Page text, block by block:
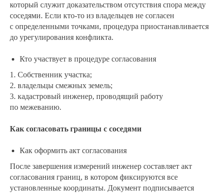
который служит доказательством отсутствия спора между
соседями. Если кто-то из владельцев не согласен
с определенными точками, процедура приостанавливается
до урегулирования конфликта.
Кто участвует в процедуре согласования
1. Собственник участка;
2. владельцы смежных земель;
3. кадастровый инженер, проводящий работу
по межеванию.
Как согласовать границы с соседями
Как оформить акт согласования
После завершения измерений инженер составляет акт
согласования границ, в котором фиксируются все
установленные координаты. Документ подписывается